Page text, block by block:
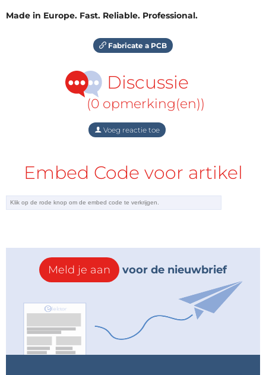
Made in Europe. Fast. Reliable. Professional.
Fabricate a PCB
Discussie
(0 opmerking(en))
Voeg reactie toe
Embed Code voor artikel
Meld je aan voor de nieuwbrief